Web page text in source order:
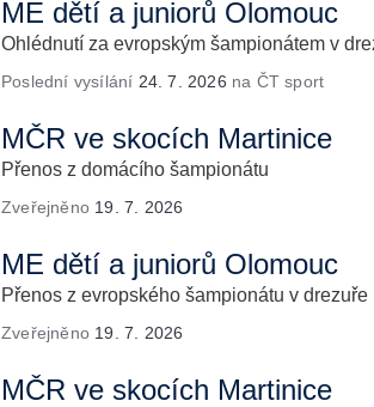
ME dětí a juniorů Olomouc
Ohlédnutí za evropským šampionátem v
Poslední vysílání 24. 7. 2026 na ČT sport
MČR ve skocích Martinice
Přenos z domácího šampionátu
Zveřejněno 19. 7. 2026
ME dětí a juniorů Olomouc
Přenos z evropského šampionátu v drezuře
Zveřejněno 19. 7. 2026
MČR ve skocích Martinice